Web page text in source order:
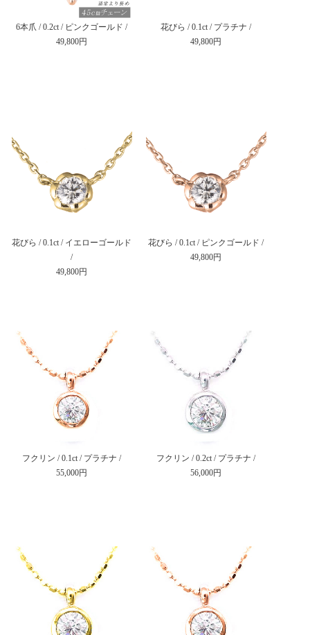
フクリン / 0.2ct / プラチナ /
56,000円
6本爪 / 0.2ct / ピンクゴールド /
49,800円
花びら / 0.1ct / プラチナ /
49,800円
花びら / 0.1ct / イエローゴールド
/
49,800円
花びら / 0.1ct / ピンクゴールド /
49,800円
フクリン / 0.1ct / プラチナ /
55,000円